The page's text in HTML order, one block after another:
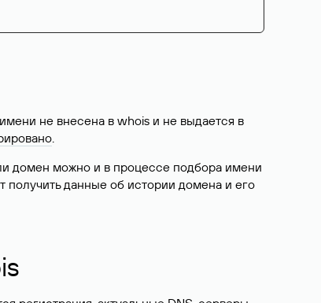
не внесена в whois и не выдается в
.
домен можно и в процессе подбора имени
данные об истории домена и его